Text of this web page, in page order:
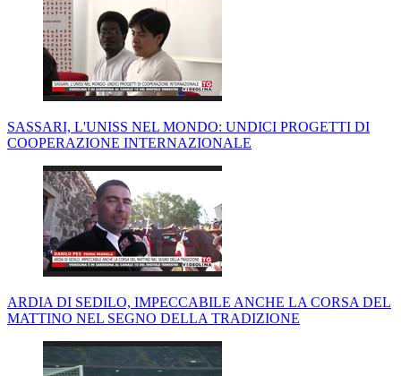
SASSARI, L'UNISS NEL MONDO: UNDICI PROGETTI DI
COOPERAZIONE INTERNAZIONALE
ARDIA DI SEDILO, IMPECCABILE ANCHE LA CORSA DEL
MATTINO NEL SEGNO DELLA TRADIZIONE